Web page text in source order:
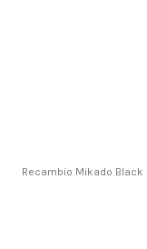
Recambio Mikado